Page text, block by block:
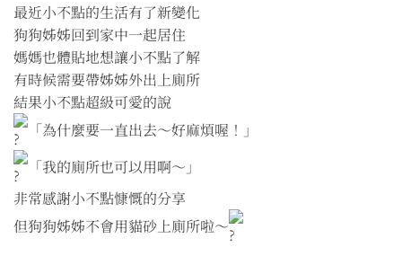
最近小不點的生活有了新變化
狗狗姊姊回到家中一起居住
媽媽也體貼地想讓小不點了解
有時候需要帶姊姊外出上廁所
結果小不點超級可愛的說
「為什麼要一直出去～好麻煩喔！」
「我的廁所也可以用啊～」
非常感謝小不點慷慨的分享
但狗狗姊姊不會用貓砂上廁所啦～